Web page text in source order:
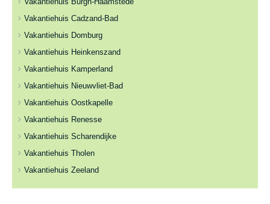
Vakantiehuis Cadzand-Bad
Vakantiehuis Domburg
Vakantiehuis Heinkenszand
Vakantiehuis Kamperland
Vakantiehuis Nieuwvliet-Bad
Vakantiehuis Oostkapelle
Vakantiehuis Renesse
Vakantiehuis Scharendijke
Vakantiehuis Tholen
Vakantiehuis Zeeland